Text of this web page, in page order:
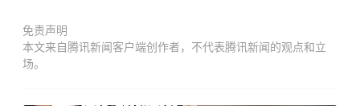
免责声明
本文来自腾讯新闻客户端创作者，不代表腾讯新闻的观点和立
场。